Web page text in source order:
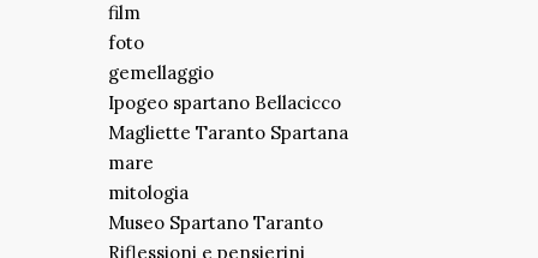
film
foto
gemellaggio
Ipogeo spartano Bellacicco
Magliette Taranto Spartana
mare
mitologia
Museo Spartano Taranto
Riflessioni e pensierini